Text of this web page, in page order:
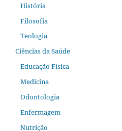
História
Filosofia
Teologia
Ciências da Saúde
Educação Física
Medicina
Odontologia
Enfermagem
Nutrição